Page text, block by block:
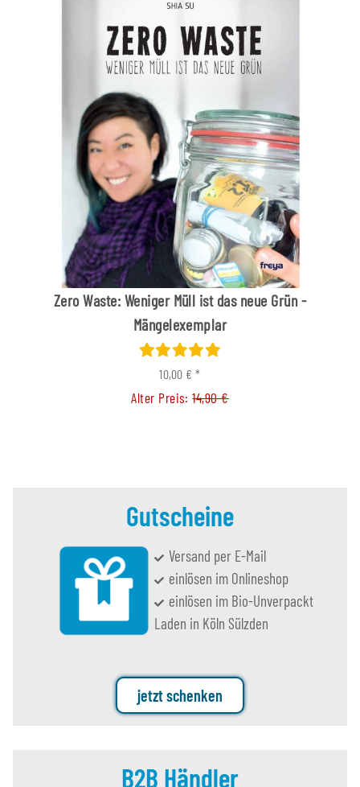
Zero Waste: Weniger Müll ist das neue Grün -
Mängelexemplar
10,00 €*
Alter Preis:14,90 €
Gutscheine
Versand per E-Mail
einlösen im Onlineshop
einlösen im Bio-Unverpackt
Laden in Köln Sülzden
jetzt schenken
B2B Händler